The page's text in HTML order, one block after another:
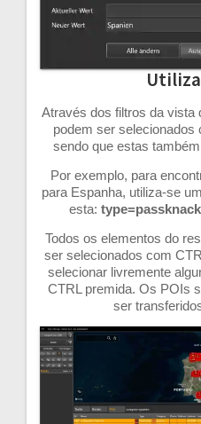
Através dos filtros da vista
podem ser selecionados
sendo que estas
Por exemplo, para
para Espanha, utiliza-se
esta:
Todos os elementos do
ser selecionados com
selecionar livremente
CTRL premida. Os POIs
ser